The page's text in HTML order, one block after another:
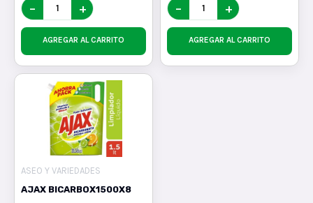
− +
AGREGAR AL CARRITO
− +
AGREGAR AL CARRITO
ASEO Y VARIEDADES
AJAX BICARBOX1500X8